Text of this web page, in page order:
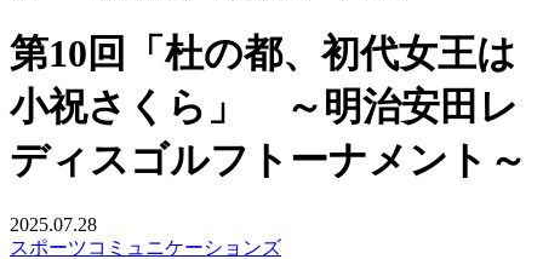
第10回「杜の都、初代女王は
小祝さくら」 ～明治安田レ
ディスゴルフトーナメント～
2025.07.28
スポーツコミュニケーションズ